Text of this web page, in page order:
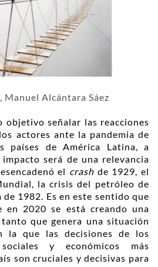
Alcántara Sáez
objetivo señalar las reacciones
actores ante la pandemia de
países de América Latina, a
será de una relevancia
el crash de 1929, el
la crisis del petróleo de
1982. Es en este sentido que
en 2020 se está creando una
que genera una situación
la que las decisiones de los
y económicos más
son cruciales y decisivas para